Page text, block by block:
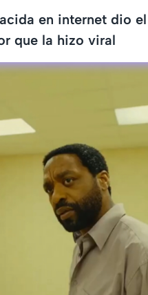
en internet dio
que la hizo viral